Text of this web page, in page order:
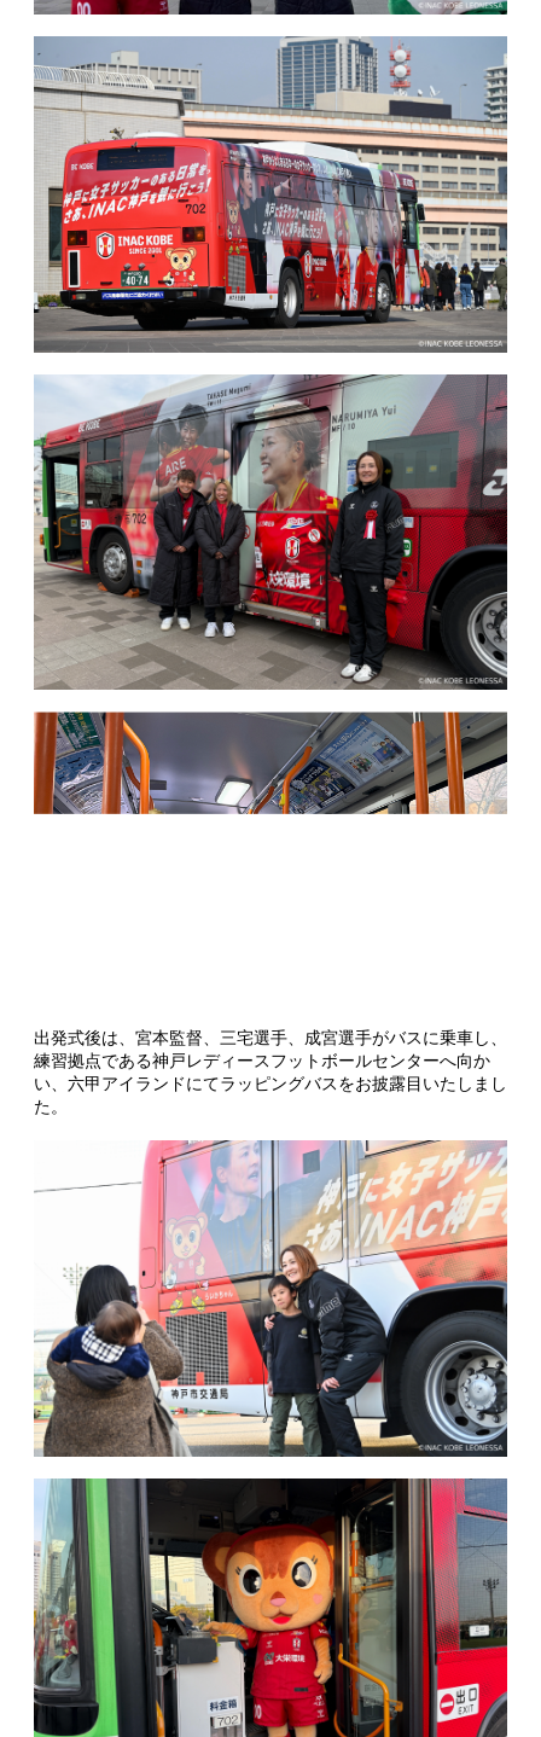
出発式後は、宮本監督、三宅選手、成宮選手がバスに乗車し、
練習拠点である神戸レディースフットボールセンターへ向か
い、六甲アイランドにてラッピングバスをお披露目いたしまし
た。